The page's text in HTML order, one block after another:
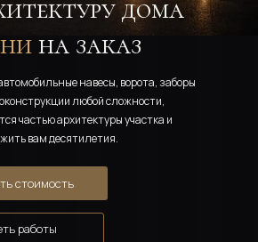
дома
на заказ
навесы, ворота, заборы
любой сложности,
частью архитектуры участка и
вам десятилетия.
стоимость
работы